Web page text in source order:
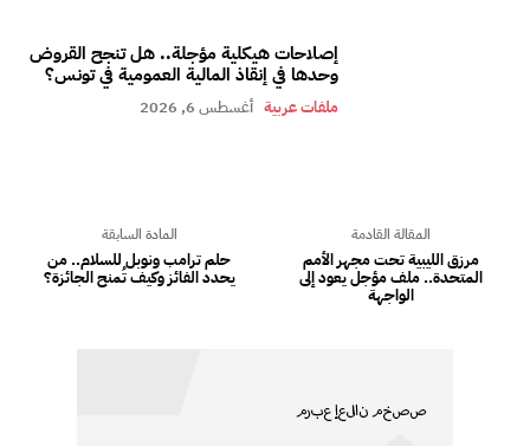
إصلاحات هيكلية مؤجلة.. هل تنجح القروض
وحدها في إنقاذ المالية العمومية في تونس؟
ملفات عربية أغسطس 6, 2026
المادة السابقة
حلم ترامب ونوبل للسلام.. من
يحدد الفائز وكيف تُمنح الجائزة؟
المقالة القادمة
مرزق الليبية تحت مجهر الأمم
المتحدة.. ملف مؤجل يعود إلى
الواجهة